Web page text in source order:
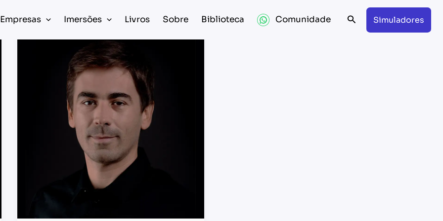
Empresas Imersões Livros Sobre Biblioteca Comunidade SearchSimuladores
“Respirar”
Inteligência
Mentalidade